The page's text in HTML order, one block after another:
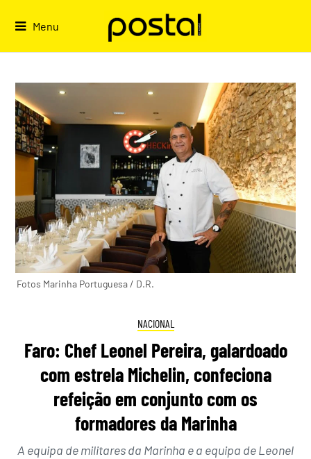
Menu
Fotos Marinha Portuguesa / D.R.
NACIONAL
Faro: Chef Leonel Pereira, galardoado
com estrela Michelin, confeciona
refeição em conjunto com os
formadores da Marinha
A equipa de militares da Marinha e a equipa de Leonel